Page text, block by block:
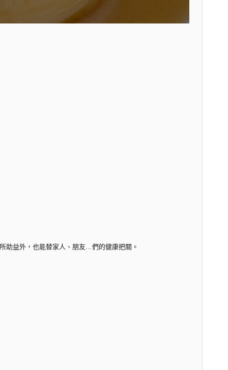
助益外，也能替家人、朋友…們的健康把關。